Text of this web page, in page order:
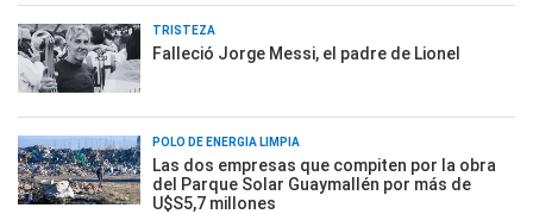
TRISTEZA
Falleció Jorge Messi, el padre de Lionel
POLO DE ENERGÍA LIMPIA
Las dos empresas que compiten por la obra
del Parque Solar Guaymallén por más de
U$S5,7 millones